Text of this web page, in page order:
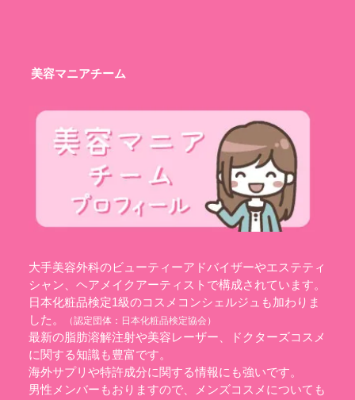
美容マニアチーム
大手美容外科のビューティーアドバイザーやエステティ
シャン、ヘアメイクアーティストで構成されています。
日本化粧品検定1級のコスメコンシェルジュも加わりま
した。
（認定団体： 日本化粧品検定協会）
最新の脂肪溶解注射や美容レーザー、ドクターズコスメ
に関する知識も豊富です。
海外サプリや特許成分に関する情報にも強いです。
男性メンバーもおりますので、メンズコスメについても